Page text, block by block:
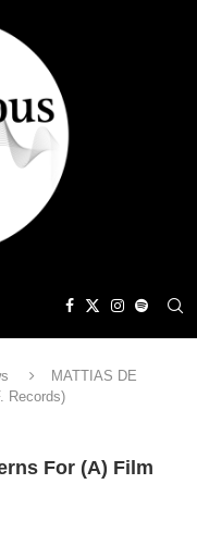
MATTIAS DE
Records)
For (A) Film